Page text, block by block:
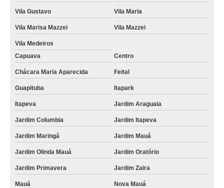
Vila Gustavo Vila Maria
Vila Marisa Mazzei Vila Mazzei
Vila Medeiros
Capuava
Centro
Chácara Maria Aparecida Feital
Guapituba Itapark
Itapeva Jardim Araguaia
Jardim Columbia Jardim Itapeva
Jardim Maringá Jardim Mauá
Jardim Olinda Mauá Jardim Oratório
Jardim Primavera Jardim Zaira
Mauá Nova Mauá